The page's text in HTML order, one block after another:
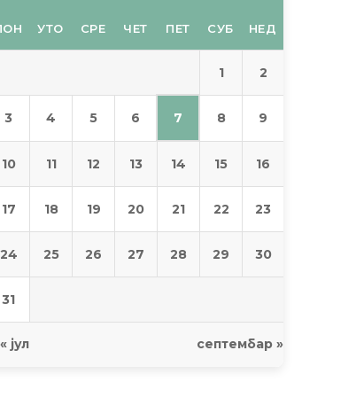
УТО СРЕ ЧЕТ ПЕТ СУБ НЕД
1 2
3 4 5 6 7 8 9
10 11 12 13 14 15 16
17 18 19 20 21 22 23
24 25 26 27 28 29 30
31
« јул септембар »